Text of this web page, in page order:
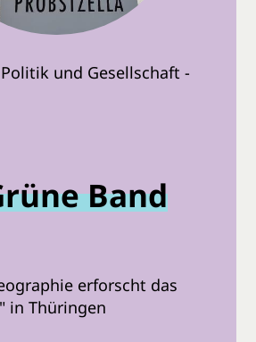
und Gesellschaft -
Band
erforscht das
in Thüringen